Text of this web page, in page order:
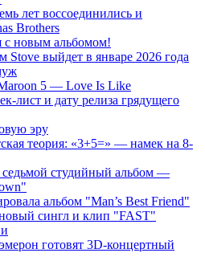
лет воссоединились и
Brothers
с новым альбомом!
Stove выйдет в январе 2026 года
5 — Love Is Like
лист и дату релиза грядущего
эру
теория: «3+5=» — намек на 8-
седьмой студийный альбом —
альбом "Man’s Best Friend"
сингл и клип "FAST"
готовят 3D-концертный